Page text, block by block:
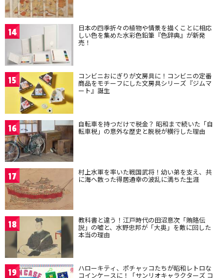
14 日本の四季折々の植物や情景を描くことに相応
しい色を集めた水彩色鉛筆『色辞典』が新発
売！
15 コンビニおにぎりが文房具に！コンビニの定番
商品をモチーフにした文房具シリーズ『ジムマ
ート』誕生
16 自転車を持つだけで税金？ 昭和まで続いた「自
転車税」の意外な歴史と脱税が横行した理由
17 村上水軍を率いた戦国武将！幼い弟を支え、共
に海へ散った得居通幸の波乱に満ちた生涯
18 教科書と違う！江戸時代の田沼意次「賄賂伝
説」の嘘と、水野忠邦が「大奥」を敵に回した
本当の理由
19 ハローキティ、ポチャッコたちが昭和レトロな
コインケースに！「サンリオキャラクターズ コ